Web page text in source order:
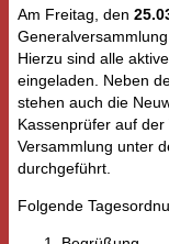
Am Freitag, den
Hierzu sind alle
eingeladen. Neben
stehen auch die
Kassenprüfer auf
Versammlung unter
durchgeführt.
Folgende